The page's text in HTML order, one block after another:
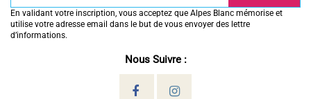
En validant votre inscription, vous acceptez que Alpes Blanc mémorise et
utilise votre adresse email dans le but de vous envoyer des lettre
d’informations.
Nous Suivre :